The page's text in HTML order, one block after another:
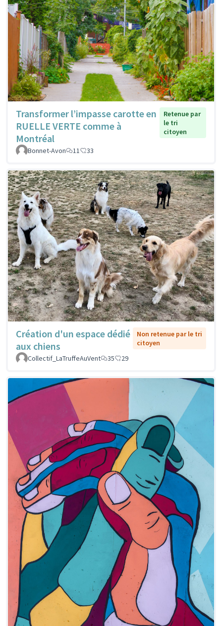
Transformer l’impasse carotte en
RUELLE VERTE comme à
Montréal
Retenue par
le tri
citoyen
Bonnet-Avon 11 33
Création d'un espace dédié
aux chiens
Non retenue par le tri
citoyen
Collectif_LaTruffeAuVent
35 29